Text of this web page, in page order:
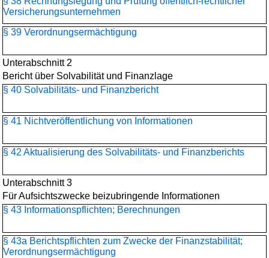
Versicherungsunternehmen
§ 39 Verordnungsermächtigung
Unterabschnitt 2
Bericht über Solvabilität und Finanzlage
§ 40 Solvabilitäts- und Finanzbericht
§ 41 Nichtveröffentlichung von Informationen
§ 42 Aktualisierung des Solvabilitäts- und Finanzberichts
Unterabschnitt 3
Für Aufsichtszwecke beizubringende Informationen
§ 43 Informationspflichten; Berechnungen
§ 43a Berichtspflichten zum Zwecke der Finanzstabilität;
Verordnungsermächtigung